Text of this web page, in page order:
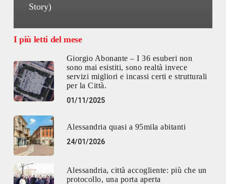
Story)
I più letti del mese
Giorgio Abonante – I 36 esuberi non
sono mai esistiti, sono realtà invece
servizi migliori e incassi certi e strutturali
per la Città.
01/11/2025
Alessandria quasi a 95mila abitanti
24/01/2026
Alessandria, città accogliente: più che un
protocollo, una porta aperta